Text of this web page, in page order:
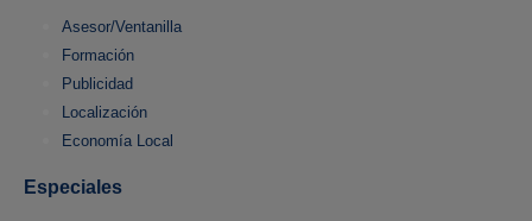
Asesor/Ventanilla
Formación
Publicidad
Localización
Economía Local
Especiales